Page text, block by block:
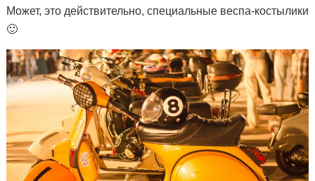
Может, это действительно, специальные веспа-костылики
🙂